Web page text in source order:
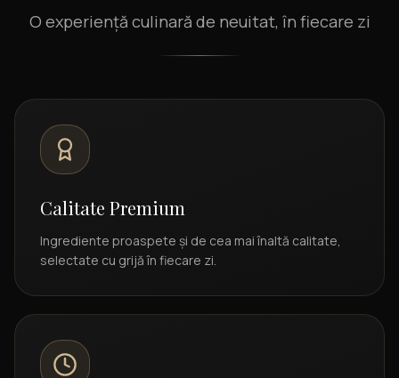
O experiență culinară de neuitat, în fiecare zi
Calitate Premium
Ingrediente proaspete și de cea mai înaltă calitate,
selectate cu grijă în fiecare zi.